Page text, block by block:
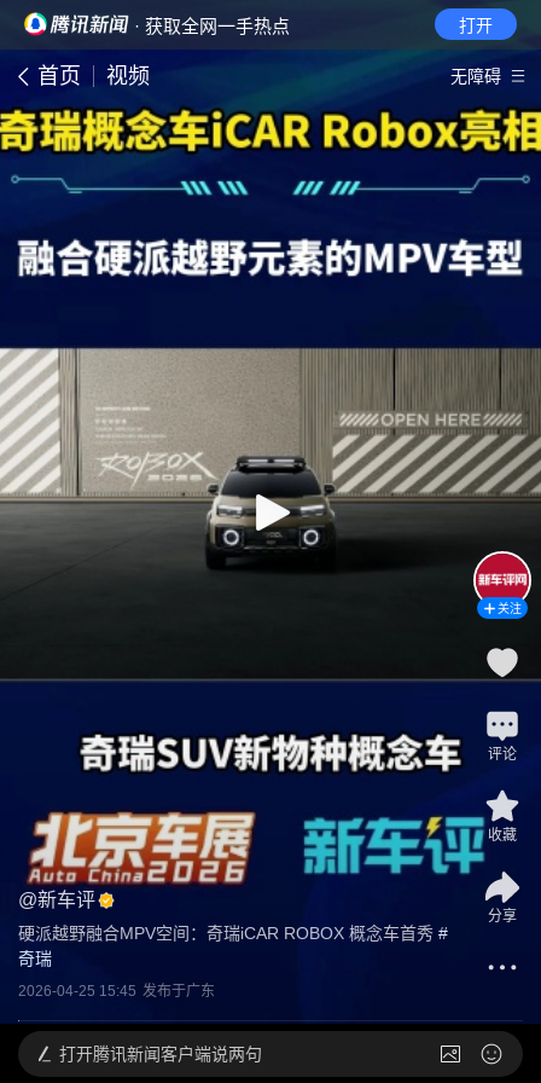
· 获取全网一手热点 打开
首页 视频 无障碍
@新车评
硬派越野融合MPV空间：奇瑞iCAR ROBOX 概念车首秀 #
奇瑞
2026-04-25 15:45 发布于广东
关注
评论
收藏
分享
打开腾讯新闻客户端说两句